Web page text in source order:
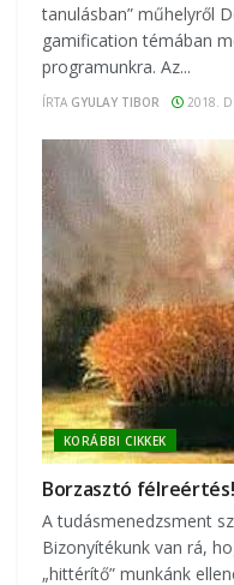
tanulásban” műhelyről
gamification témában
programunkra. Az...
ÍRTA GYULAY TIBOR 2018.
KORÁBBI CIKKEK
Borzasztó félreértés!
A tudásmenedzsment
Bizonyítékunk van rá,
„hittérítő” munkánk